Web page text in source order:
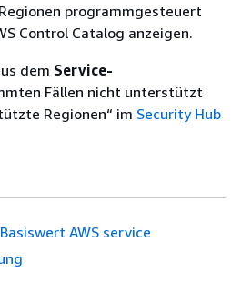
programmgesteuert
Control Catalog anzeigen.
dem Service-
Fällen nicht unterstützt
Regionen“ im Security Hub
AWS service